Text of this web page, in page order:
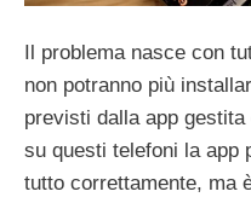
Il problema nasce con
non potranno più
previsti dalla app
su questi telefoni la app
tutto correttamente, ma